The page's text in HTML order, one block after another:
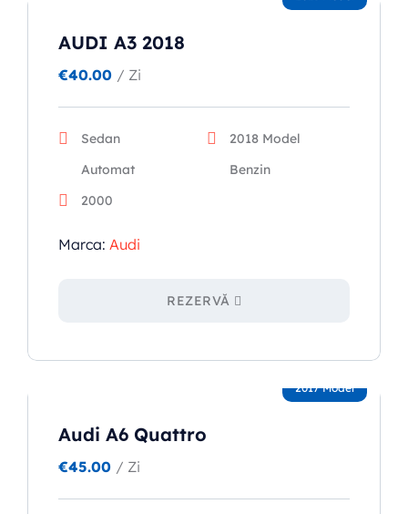
Toate automobilele
AUDI A3 2018
€40.00 / Zi
Sedan
2018 Model
Automat
Benzin
2000
Marca: Audi
REZERVĂ
2017 Model
Audi A6 Quattro
€45.00 / Zi